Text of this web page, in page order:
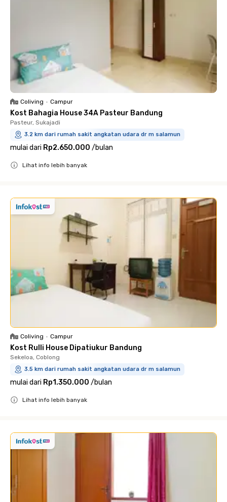
Coliving • Campur
Kost Bahagia House 34A Pasteur Bandung
Pasteur, Sukajadi
3.2 km dari rumah sakit angkatan udara dr m salamun
mulai dari Rp2.650.000 /bulan
Lihat info lebih banyak
Coliving • Campur
Kost Rulli House Dipatiukur Bandung
Sekeloa, Coblong
3.5 km dari rumah sakit angkatan udara dr m salamun
mulai dari Rp1.350.000 /bulan
Lihat info lebih banyak